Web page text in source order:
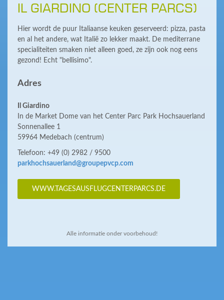
IL GIARDINO (CENTER PARCS)
Hier wordt de puur Italiaanse keuken geserveerd: pizza, pasta
en al het andere, wat Italië zo lekker maakt. De mediterrane
specialiteiten smaken niet alleen goed, ze zijn ook nog eens
gezond! Echt "bellisimo".
Adres
Il Giardino
In de Market Dome van het Center Parc Park Hochsauerland
Sonnenallee 1
59964 Medebach (centrum)
Telefoon: +49 (0) 2982 / 9500
parkhochsauerland@groupepvcp.com
WWW.TAGESAUSFLUGCENTERPARCS.DE
Alle informatie onder voorbehoud!